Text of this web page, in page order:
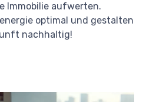
Immobilie aufwerten.
optimal und gestalten
nachhaltig!